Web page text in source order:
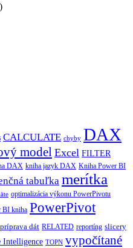
CALCULATE chyby DAX
modelExcel FILTER
DAX kniha jazyk DAX Kniha Power BI
tabuľkamerítka
optimalizácia výkonu PowerPivotu
BI kniha PowerPivot
príprava dát RELATED reportíng slicery
Intelligence TOPN vypočítané